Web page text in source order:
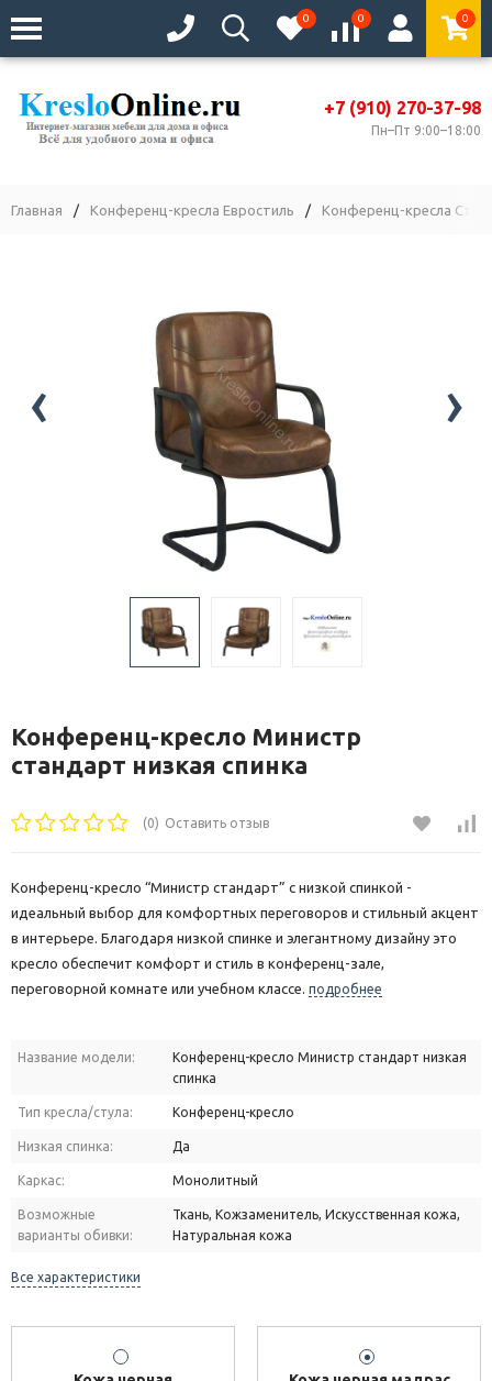
0 0 0
+7 (910) 270-37-98
Пн–Пт 9:00–18:00
Главная / Конференц-кресла Евростиль / Конференц-кресла
‹ ›
Конференц-кресло Министр
стандарт низкая спинка
(0) Оставить отзыв
Конференц-кресло “Министр стандарт” с низкой спинкой -
идеальный выбор для комфортных переговоров и стильный акцент
в интерьере. Благодаря низкой спинке и элегантному дизайну это
кресло обеспечит комфорт и стиль в конференц-зале,
переговорной комнате или учебном классе. подробнее
Название модели:
Конференц-кресло Министр стандарт низкая
спинка
Тип кресла/стула: Конференц-кресло
Низкая спинка: Да
Каркас: Монолитный
Возможные
варианты обивки:
Ткань, Кожзаменитель, Искусственная кожа,
Натуральная кожа
Все характеристики